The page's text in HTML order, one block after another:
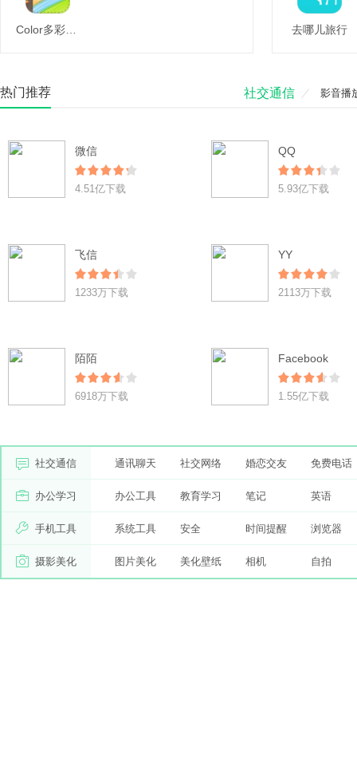
去哪儿旅行
热门推荐 社交通信 影音播
微信
4.51亿下载
QQ
5.93亿下载
飞信
1233万下载
YY
2113万下载
陌陌
6918万下载
Facebook
1.55亿下载
社交通信 通讯聊天 社交网络 婚恋交友 免费电话
办公学习 办公工具 教育学习 笔记 英语
手机工具 系统工具 安全 时间提醒 浏览器
摄影美化 图片美化 美化壁纸 相机 自拍